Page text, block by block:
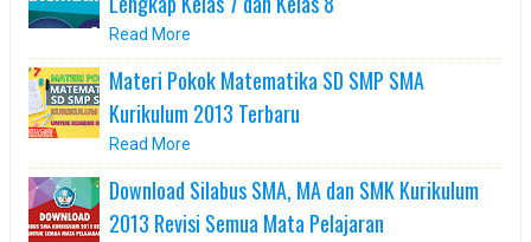
Read More
Materi Pokok Matematika SD SMP SMA
Kurikulum 2013 Terbaru
Read More
Download Silabus SMA, MA dan SMK Kurikulum
2013 Revisi Semua Mata Pelajaran